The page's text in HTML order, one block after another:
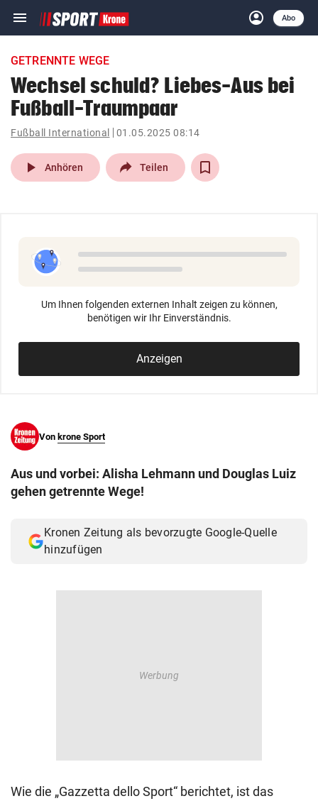
menu Navigation
ein-/ausklappen
account_circle
Anmelden
Abo
close Schließen
account_circle Anmelden
pin_drop
Wien arrow_right
search
eingeben
GETRENNTE WEGE
Wechsel schuld? Liebes-Aus bei
Fußball-Traumpaar
Fußball International 01.05.2025 08:14
play_arrow Anhören Teilen
Um Ihnen folgenden externen Inhalt zeigen zu können,
benötigen wir Ihr Einverständnis.
Anzeigen
Von krone Sport
Aus und vorbei: Alisha Lehmann und Douglas Luiz
gehen getrennte Wege!
Kronen Zeitung als bevorzugte Google-Quelle
hinzufügen
Wie die „Gazzetta dello Sport“ berichtet, ist das